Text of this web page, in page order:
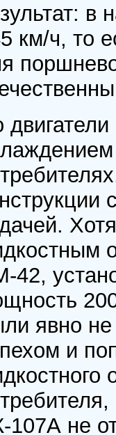
в
км/ч, то
42,
явно
и
107А не